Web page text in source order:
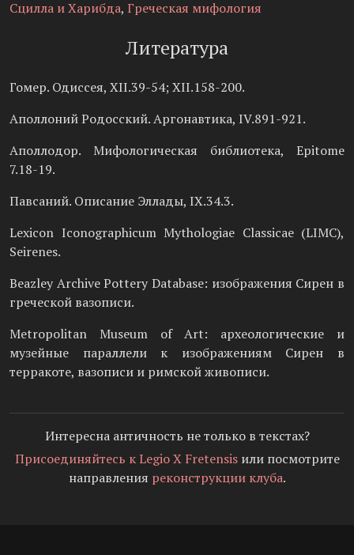
Сцилла и Харибда, Греческая мифология
Литература
Гомер. Одиссея, XII.39-54; XII.158-200.
Аполлоний Родосский. Аргонавтика, IV.891-921.
Аполлодор. Мифологическая библиотека, Epitome
7.18-19.
Павсаний. Описание Эллады, IX.34.3.
Lexicon Iconographicum Mythologiae Classicae (LIMC),
Seirenes.
Beazley Archive Pottery Database: изображения Сирен в
греческой вазописи.
Metropolitan Museum of Art: археологические и
музейные параллели к изображениям Сирен в
терракоте, вазописи и римской живописи.
Интересна античность не только в текстах?
Присоединяйтесь к Legio X Fretensisили посмотрите
направления реконструкции клуба.